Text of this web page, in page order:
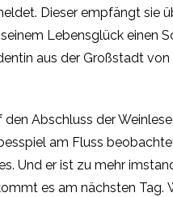
Dieser empfängt sie
Lebensglück einen
aus der Großstadt
Abschluss der
am Fluss
Und er ist zu mehr
es am nächsten Tag.